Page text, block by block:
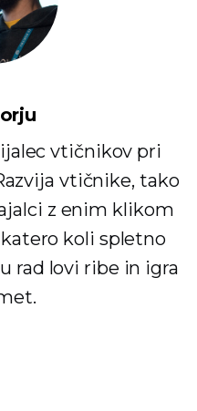
vtičnikov pri
vtičnike, tako
z enim klikom
koli spletno
rad lovi ribe in igra